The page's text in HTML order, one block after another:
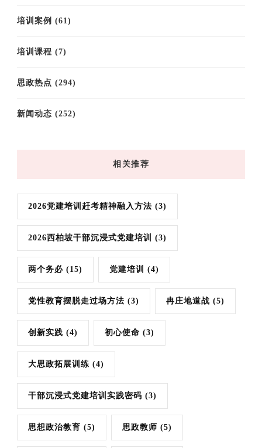
培训案例 (61)
培训课程 (7)
思政热点 (294)
新闻动态 (252)
相关推荐
2026党建培训赶考精神融入方法 (3)
2026西柏坡干部沉浸式党建培训 (3)
两个务必 (15) 党建培训 (4)
党性教育摆脱走过场方法 (3) 冉庄地道战 (5)
创新实践 (4) 初心使命 (3)
大思政拓展训练 (4)
干部沉浸式党建培训实践密码 (3)
思想政治教育 (5) 思政教师 (5)